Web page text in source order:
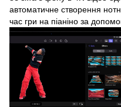
автоматичне створення
час гри на піаніно за